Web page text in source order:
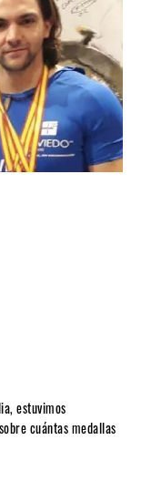
estuvimos
cuántas medallas